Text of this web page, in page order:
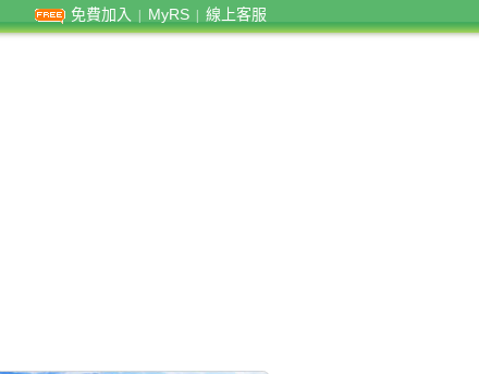
免費加入 MyRS 線上客服